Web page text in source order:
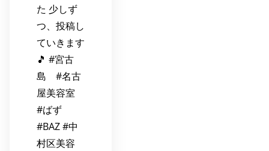
た 少しず
つ、投稿し
ていきます
🎵 #宮古
島 #名古
屋美容室
#ばず
#BAZ #中
村区美容